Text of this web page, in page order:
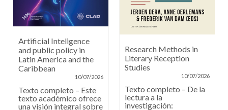
Artificial Inteligence
and public policy in
Latin America and the
Caribbean
10/07/2026
Texto completo – Este
texto académico ofrece
una visión integral sobre
Research Methods in
Literary Reception
Studies
10/07/2026
Texto completo – De la
lectura a la
investigación: